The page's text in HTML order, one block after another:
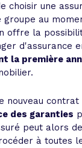
choisir une
groupe au
offre la
d'assurance
la première
nouveau
des garanties
peut alors
à toutes